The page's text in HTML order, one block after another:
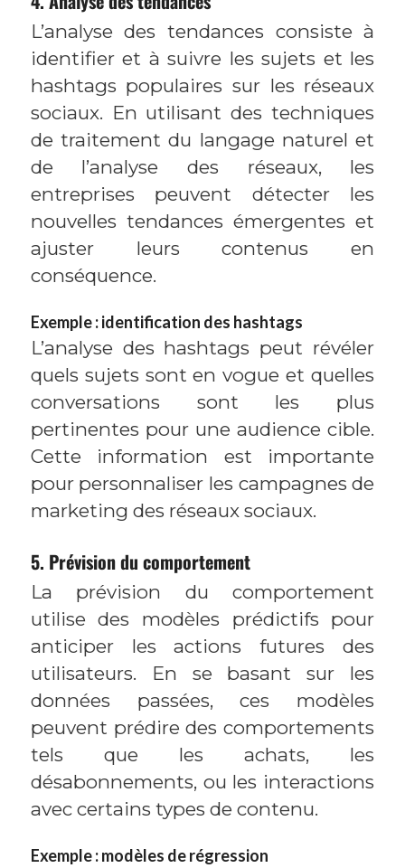
L’analyse des tendances consiste à
identifier et à suivre les sujets et les
hashtags populaires sur les réseaux
sociaux. En utilisant des techniques
de traitement du langage naturel et
de l’analyse des réseaux, les
entreprises peuvent détecter les
nouvelles tendances émergentes et
ajuster leurs contenus en
conséquence.
Exemple : identification des hashtags
L’analyse des hashtags peut révéler
quels sujets sont en vogue et quelles
conversations sont les plus
pertinentes pour une audience cible.
Cette information est importante
pour personnaliser les campagnes de
marketing des réseaux sociaux.
5. Prévision du comportement
La prévision du comportement
utilise des modèles prédictifs pour
anticiper les actions futures des
utilisateurs. En se basant sur les
données passées, ces modèles
peuvent prédire des comportements
tels que les achats, les
désabonnements, ou les interactions
avec certains types de contenu.
Exemple : modèles de régression